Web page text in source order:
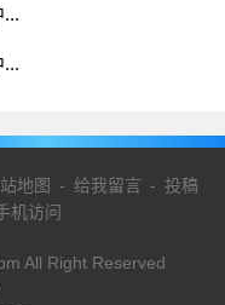
地图 - 给我留言 - 投稿
机访问
All Right Reserved